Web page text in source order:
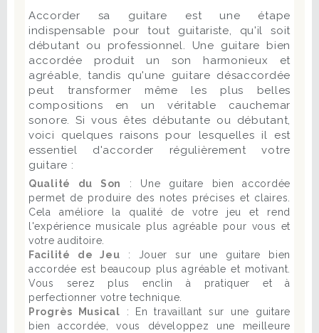
Accorder sa guitare est une étape
indispensable pour tout guitariste, qu'il soit
débutant ou professionnel. Une guitare bien
accordée produit un son harmonieux et
agréable, tandis qu'une guitare désaccordée
peut transformer même les plus belles
compositions en un véritable cauchemar
sonore. Si vous êtes débutante ou débutant,
voici quelques raisons pour lesquelles il est
essentiel d'accorder régulièrement votre
guitare :
Qualité du Son
: Une guitare bien accordée
permet de produire des notes précises et claires.
Cela améliore la qualité de votre jeu et rend
l'expérience musicale plus agréable pour vous et
votre auditoire.
Facilité de Jeu : Jouer sur une guitare bien
accordée est beaucoup plus agréable et motivant.
Vous serez plus enclin à pratiquer et à
perfectionner votre technique.
Progrès Musical : En travaillant sur une guitare
bien accordée, vous développez une meilleure